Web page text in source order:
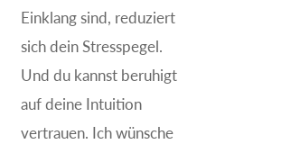
Einklang sind, reduziert
sich dein Stresspegel.
Und du kannst beruhigt
auf deine Intuition
vertrauen. Ich wünsche